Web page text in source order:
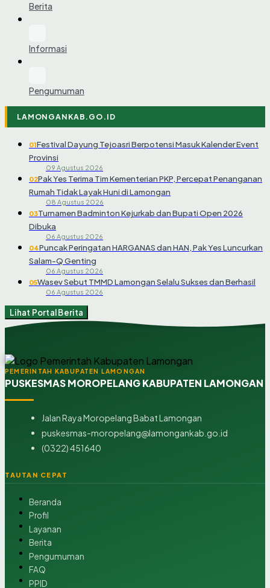
Berita
Informasi
Pengumuman
LAMONGANKAB.GO.ID
01Festival Dayung Tejoasri Berpotensi Masuk Kalender Event
Provinsi
09 Agustus 2026
02Pak Yes Terima Tim Kementerian PKP, Percepat Penanganan
Rumah Tidak Layak Huni di Lamongan
08 Agustus 2026
03Turnamen Badminton Kejurkab dan Bupati Open 2026
Dibuka
06 Agustus 2026
04Puncak Peringatan HARGANAS dan HAN, Pak Yes Luncurkan
Salam-Q Genting
06 Agustus 2026
05Wasev Sebut TMMD Lamongan Selalu Sukses dan Berhasil
06 Agustus 2026
Lihat Portal Berita
PEMERINTAH KABUPATEN LAMONGAN
PUSKESMAS MOROPELANG KABUPATEN LAMONGAN
Jalan Raya Moropelang Babat Lamongan
puskesmas-moropelang@lamongankab.go.id
(0322) 451640
TAUTAN CEPAT
Beranda
Profil
Layanan
Berita
Pengumuman
FAQ
PPID